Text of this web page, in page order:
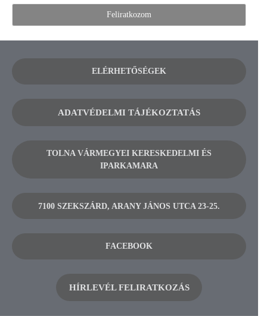
ELÉRHETŐSÉGEK
ADATVÉDELMI TÁJÉKOZTATÁS
TOLNA VÁRMEGYEI KERESKEDELMI ÉS
IPARKAMARA
7100 SZEKSZÁRD, ARANY JÁNOS UTCA 23-25.
FACEBOOK
HÍRLEVÉL FELIRATKOZÁS